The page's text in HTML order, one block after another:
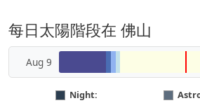
每日太陽階段在 佛山
Aug 9
Night: